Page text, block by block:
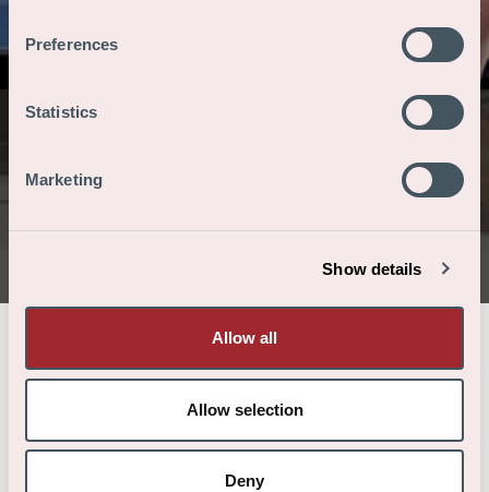
Preferences
Statistics
Marketing
Show details
Allow all
Allow selection
Deny
BBL opleiding
Procesoperator
Home/Bedrijfsschool/BBL opleiding Procesoperator
Opleiding Procesoperator:
In samenwerking met ROC Ter AA in Helmond biedt